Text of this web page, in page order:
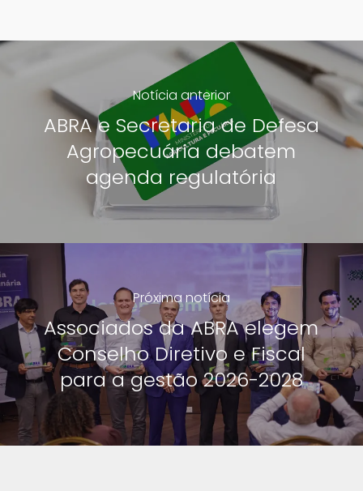
Notícia anterior
ABRA e Secretaria de Defesa
Agropecuária debatem
agenda regulatória
Próxima notícia
Associados da ABRA elegem
Conselho Diretivo e Fiscal
para a gestão 2026-2028